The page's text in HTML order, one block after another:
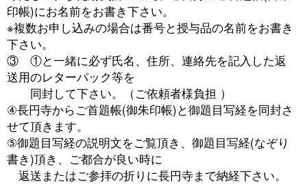
印帳)にお名前をお書き下さい。
※複数お申し込みの場合は番号と授与品の名前をお書き
下さい。
③ ①と一緒に必ず氏名、住所、連絡先を記入した返
送用のレターパック等を
同封して下さい。（ご依頼者様負担 ）
④長円寺からご首題帳(御朱印帳)と御題目写経を同封さ
せて頂きます。
⑤御題目写経の説明文をご覧頂き、御題目写経(なぞり
書き)頂き、ご都合が良い時に
返送またはご参拝の折りに長円寺まで納経下さい。